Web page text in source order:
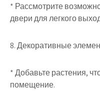
* Рассмотрите
двери для легкого
8. Декоративные
* Добавьте растения,
помещение.